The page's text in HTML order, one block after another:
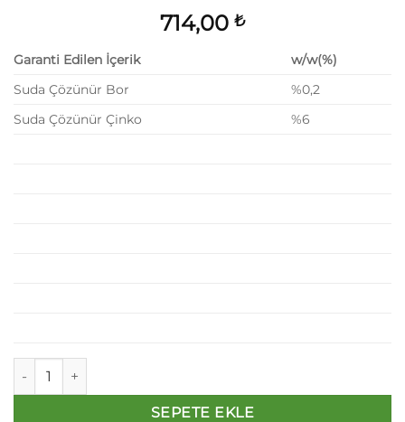
714,00 ₺
Garanti Edilen İçerik
w/w(%)
Suda Çözünür Bor
%0,2
Suda Çözünür Çinko
%6
MDC ZinBor - Bor Çinko Sıvı Mikro Besin Elementi Gübre 5
SEPETE EKLE